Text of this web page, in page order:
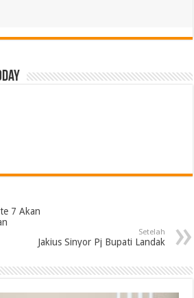
7 Akan
Setelah
Jakius Sinyor Pj Bupati Landak